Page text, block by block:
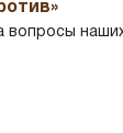
вопросы